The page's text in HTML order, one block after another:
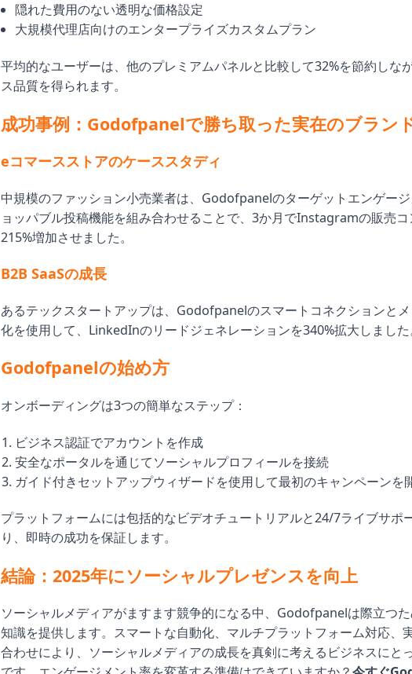
隠れた費用のない透明な価格設定
大規模代理店向けのエンタープライズカスタムプラン
平均的なユーザーは、他のプレミアムパネルと比較して32%を節約しな
ス品質を得られます。
成功事例：Godofpanelで勝ち取った実在のブラン
eコマースストアのケーススタディ
中規模のファッション小売業者は、Godofpanelのターゲットエンゲー
ョッパブル投稿機能を組み合わせることで、3か月でInstagramの販売
215%増加させました。
B2B SaaSの成長
あるテックスタートアップは、Godofpanelのスマートコネクションと
化を使用して、LinkedInのリードジェネレーションを340%拡大しました
Godofpanelの始め方
オンボーディングは3つの簡単なステップ：
ビジネス認証でアカウントを作成
安全なポータルを通じてソーシャルプロフィールを接続
ガイド付きセットアップウィザードを使用して最初のキャンペーンを
プラットフォームには包括的なビデオチュートリアルと24/7ライブサポ
り、即時の成功を保証します。
結論：2025年にソーシャルプレゼンスを向上
ソーシャルメディアがますます競争的になる中、Godofpanelは際立つ
知識を提供します。スマートな自動化、マルチプラットフォーム対応、
合わせにより、ソーシャルメディアの成長を真剣に考えるビジネスにと